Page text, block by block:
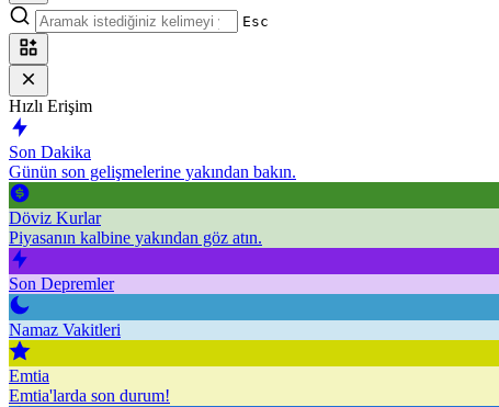
Esc
Hızlı Erişim
Son Dakika
Günün son gelişmelerine yakından bakın.
Döviz Kurlar
Piyasanın kalbine yakından göz atın.
Son Depremler
Namaz Vakitleri
Emtia
Emtia'larda son durum!